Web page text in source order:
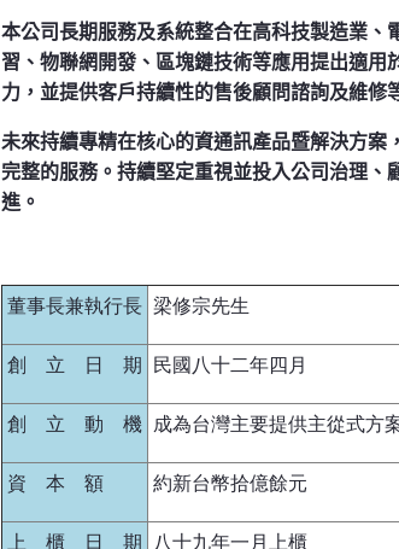
本公司長期服務及系統整合在高科技製造業、
習、物聯網開發、區塊鏈技術等應用提出適
力，並提供客戶持續性的售後顧問諮詢及維修
未來持續專精在核心的資通訊產品暨解決方案
完整的服務。持續堅定重視並投入公司治理
進。
董事長兼執行長 梁修宗先生
創 立 日 期 民國八十二年四月
創 立 動 機 成為台灣主要提供主從式方
資 本 額 約新台幣拾億餘元
上 櫃 日 期 八十九年一月上櫃